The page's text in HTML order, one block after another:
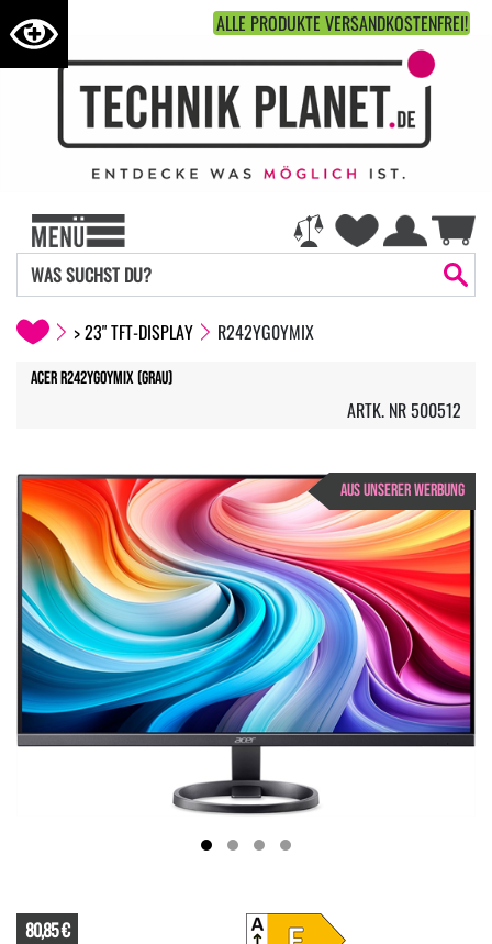
ALLE PRODUKTE VERSANDKOSTENFREI!
> 23" TFT-DISPLAY R242YG0YMIX
Acer R242YG0ymix (Grau)
ARTK. NR 500512
AUS UNSERER WERBUNG
80,85 €